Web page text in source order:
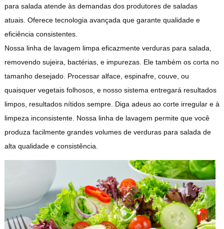
para salada atende às demandas dos produtores de saladas
atuais. Oferece tecnologia avançada que garante qualidade e
eficiência consistentes.
Nossa linha de lavagem limpa eficazmente verduras para salada,
removendo sujeira, bactérias, e impurezas. Ele também os corta no
tamanho desejado. Processar alface, espinafre, couve, ou
quaisquer vegetais folhosos, e nosso sistema entregará resultados
limpos, resultados nítidos sempre. Diga adeus ao corte irregular e à
limpeza inconsistente. Nossa linha de lavagem permite que você
produza facilmente grandes volumes de verduras para salada de
alta qualidade e consistência.